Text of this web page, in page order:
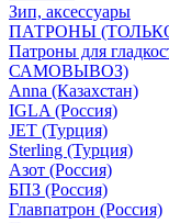
Зип, аксессуары
ПАТРОНЫ
Патроны для
САМОВЫВОЗ)
Anna (Казахстан)
IGLA (Россия)
JET (Турция)
Sterling (Турция)
Азот (Россия)
БПЗ (Россия)
Главпатрон (Россия)